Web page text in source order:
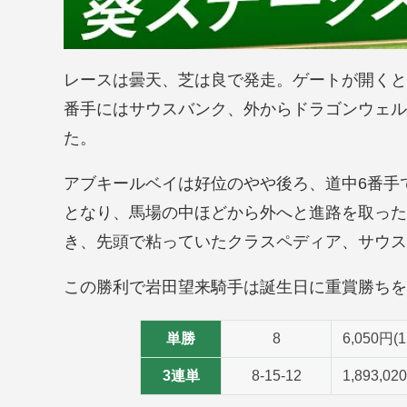
レースは曇天、芝は良で発走。ゲートが開く
番手にはサウスバンク、外からドラゴンウェ
た。
アブキールベイは好位のやや後ろ、道中6番
となり、馬場の中ほどから外へと進路を取っ
き、先頭で粘っていたクラスペディア、サウ
この勝利で岩田望来騎手は誕生日に重賞勝ち
単勝 8 6,050円
3連単 8-15-12